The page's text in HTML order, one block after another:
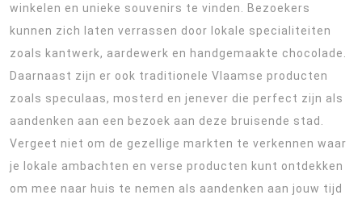
winkelen en unieke souvenirs te vinden. Bezoekers
kunnen zich laten verrassen door lokale specialiteiten
zoals kantwerk, aardewerk en handgemaakte chocolade.
Daarnaast zijn er ook traditionele Vlaamse producten
zoals speculaas, mosterd en jenever die perfect zijn als
aandenken aan een bezoek aan deze bruisende stad.
Vergeet niet om de gezellige markten te verkennen waar
je lokale ambachten en verse producten kunt ontdekken
om mee naar huis te nemen als aandenken aan jouw tijd